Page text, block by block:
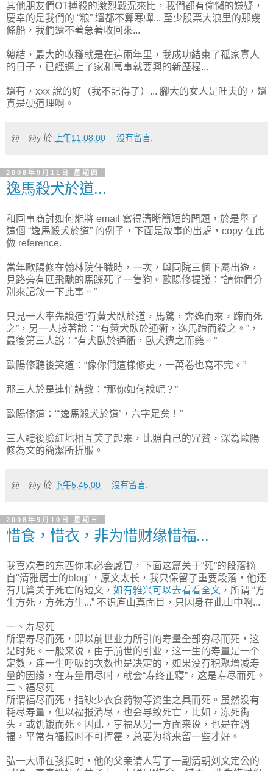
其他朋友們OT搏殺的激烈戰況來比，我們都有偷懶的嫌疑，
慶幸的是我們的 “粮” 還都不算寒蟬... 至少股票大浪里的那幾
條船，我們還不著急著收回來...
總結，最大的收穫就是在這兩年里，我成功結束了孤家寡人
的日子，已經邁上了家和萬事就要興的新歷程...
還有，xxx 說的好（我不記得了）... 腳大的女人是旺夫的，還
真是硬道理啊。
@＿@y 於 上午11:08:00 沒有留言:
2008年9月11日 星期四
逸馬殺犬於道...
和同事商討如何能將 email 寫得清晰簡短的問題，於是舉了
這個 “逸馬殺犬於道” 的例子，下面是故事的出處，copy 在此
做 reference.
當年歐陽修在翰林院任職時，一次，與同院三個下屬出遊，
見路旁有匹飛馳的馬踩死了一隻狗。歐陽修提議：“請你們分
別來記敘一下此事。”
只見一人率先說道“有黃犬臥於道，馬驚，奔逸而來，蹄而死
之”，另一人接著說：“有黃犬臥於通衢，逸馬蹄而殺之。”，
最後第三人說：“有犬臥於通衢，臥犬遭之而斃。”
歐陽修聽後笑道：“像你們這樣修史，一萬卷也寫不完。”
那三人於是連忙請教：“那你如何說呢？”
歐陽修道：“‘逸馬殺犬於道’，六字足矣！”
三人聽後臉紅地相互笑了起來，比照自己的冗贅，深為歐陽
修為文的簡潔所折服。
@＿@y 於 下午5:45:00 沒有留言:
2008年9月10日 星期三
惜食，惜衣，非为惜财缘惜福...
我喜欢看的东西你未必会感冒，下面这篇关于“死”的段落摘
自"清雅居士的blog"，原文太长，我只保留了重要段落，他还
有几篇关于死亡的短文， 如有雅兴可以去看看全文 ，所谓 “方
生方死，方死方生...” 不识庐山真面目，只因身在此山中啊...
一、寿尽死
所谓寿尽而死，即以前世业力所引的寿量全部穷尽而死，这
是时死。一般来说，由于前世的引业，这一生的寿量是一个
定数，连一生呼吸的次数也是决定的，如果没有积聚增减寿
量的因缘，在寿量用尽时，就会“寿终正寝”，这是寿尽而死。
二、福尽死
所谓福尽而死，指缺少衣食药物等资生之具而死。虽然没有
耗尽寿量，但以福报消尽，也会导致死亡，比如，冻死街
头，或饥饿而死。因此，享福从另一方面来说，也是在消
福，平常有福报时不可挥霍，总要为将来留一些才好。
弘一大师在孩提时，他的父亲请人写了一副清朝刘文定公的